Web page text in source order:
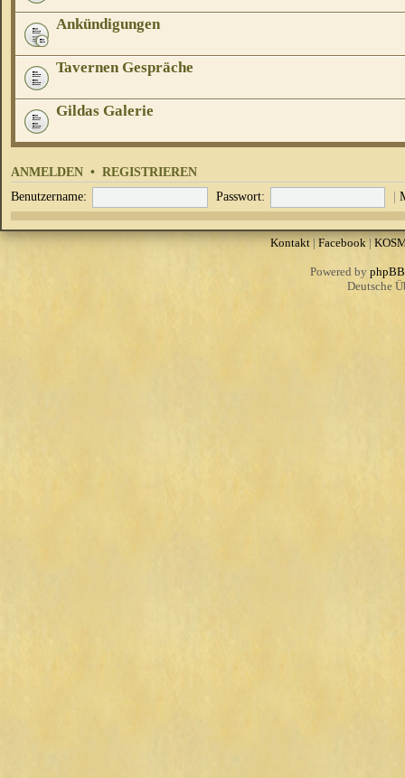
Ankündigungen
Tavernen Gespräche
Gildas Galerie
ANMELDEN • REGISTRIEREN
Benutzername: Passwort: |
Kontakt| Facebook|
Powered by phpBB
Deutsche